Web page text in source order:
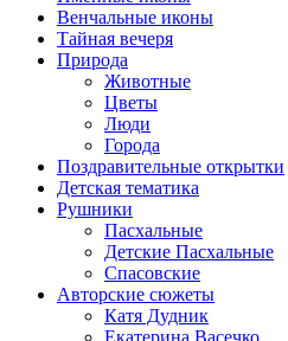
Венчальные иконы
Тайная вечеря
Природа
Животные
Цветы
Люди
Города
Поздравительные открытки
Детская тематика
Рушники
Пасхальные
Детские Пасхальные
Спасовские
Авторские сюжеты
Катя Дудник
Екатерина Васечко